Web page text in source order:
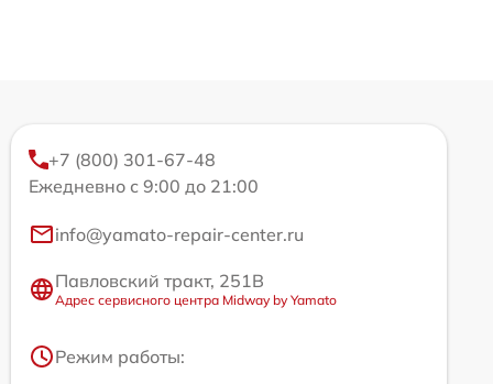
+7 (800) 301-67-48
Ежедневно с 9:00 до 21:00
info@yamato-repair-center.ru
Павловский тракт, 251В
Адрес сервисного центра Midway by Yamato
Режим работы: